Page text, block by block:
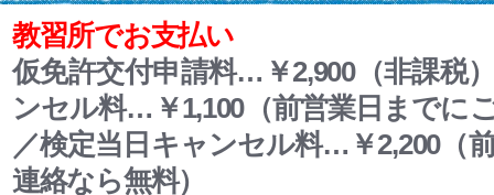
教習所でお支払い
仮免許交付申請料…￥2,900（非課税
ンセル料…￥1,100（前営業日までに
／検定当日キャンセル料…￥2,200（
連絡なら無料）